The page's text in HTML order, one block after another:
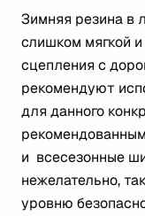
Зимняя резина в
слишком мягкой
сцепления с
рекомендуют
для данного
и всесезонные
нежелательно,
уровню